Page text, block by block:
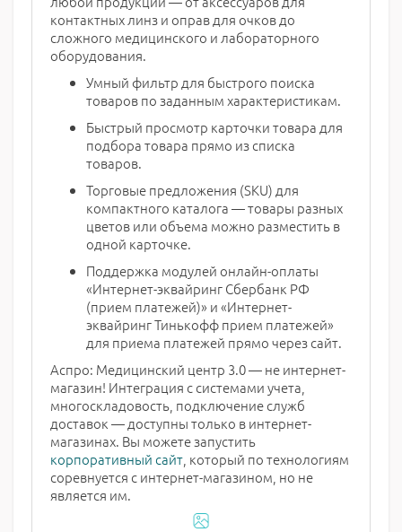
контактных линз и оправ для очков до
сложного медицинского и лабораторного
оборудования.
Умный фильтр для быстрого поиска
товаров по заданным характеристикам.
Быстрый просмотр карточки товара для
подбора товара прямо из списка
товаров.
Торговые предложения (SKU) для
компактного каталога — товары разных
цветов или объема можно разместить в
одной карточке.
Поддержка модулей онлайн-оплаты
«Интернет-эквайринг Сбербанк РФ
(прием платежей)» и «Интернет-
эквайринг Тинькофф прием платежей»
для приема платежей прямо через сайт.
Аспро: Медицинский центр 3.0 — не интернет-
магазин! Интеграция с системами учета,
многоскладовость, подключение служб
доставок — доступны только в интернет-
магазинах. Вы можете запустить
корпоративный сайт , который по технологиям
соревнуется с интернет-магазином, но не
является им.